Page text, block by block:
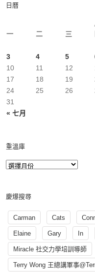
日曆
一
二 三
« 七月
3
4 5
10
11 12
17
18 19
24
25 26
31
重溫庫
慶爆搜尋
Carman Cats
Elaine Gary In
Miracle 社交力學培訓導師
Terry Wong 王總講軍事